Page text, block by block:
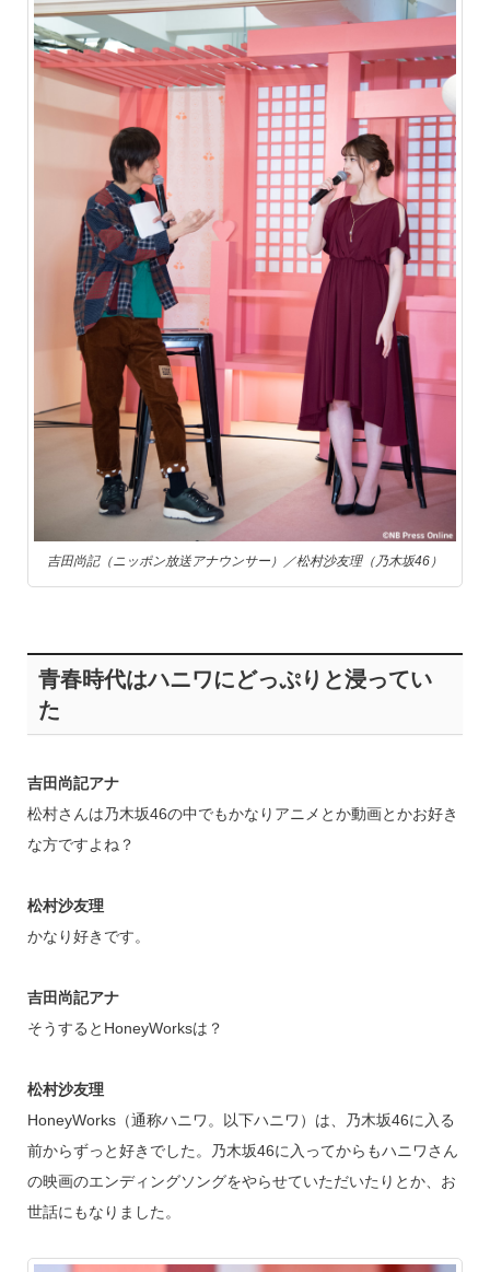
吉田尚記（ニッポン放送アナウンサー）／松村沙友理（乃木坂46）
青春時代はハニワにどっぷりと浸ってい
た
吉田尚記アナ
松村さんは乃木坂46の中でもかなりアニメとか動画とかお好き
な方ですよね？
松村沙友理
かなり好きです。
吉田尚記アナ
そうするとHoneyWorksは？
松村沙友理
HoneyWorks（通称ハニワ。以下ハニワ）は、乃木坂46に入る
前からずっと好きでした。乃木坂46に入ってからもハニワさん
の映画のエンディングソングをやらせていただいたりとか、お
世話にもなりました。